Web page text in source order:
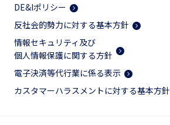
DE&Iポリシー
反社会的勢力に対する基本方針
情報セキュリティ及び
個人情報保護に関する方針
電子決済等代行業に係る表示
カスタマーハラスメントに対する基本方針